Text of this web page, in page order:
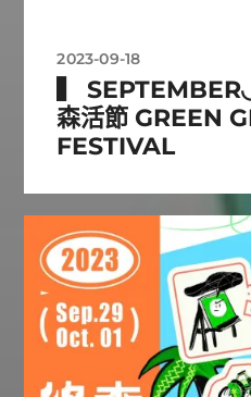
2023-09-18
▍
森活節 GREEN
FESTIVAL